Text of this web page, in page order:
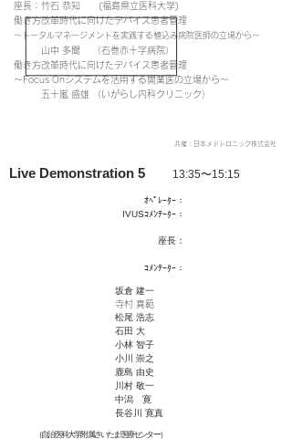
座長：竹石 恭知 (福島県立医科大学)
​ 働き方改革時代に向けたデバイス患者管理
〜トータルマネージメントを実践する植込み病院医師の立場から〜
山中 多聞 （石巻赤十字病院）
働き方改革時代に向けたデバイス患者管理
〜Focus Onシステムを活用する開業医の立場から〜
五十嵐 盛雄 （いがらし内科クリニック）
​共催：日本メドトロニック株式会社
Live Demonstration 5 13:35〜15:15
ｵﾍﾟﾚｰﾀｰ：
IVUSｺﾒﾝﾃｰﾀｰ：
​座長：
​ｺﾒﾝﾃｰﾀｰ：
坂倉 建一
寺村 真範
松尾 浩志
石田 大
小林 智子
小川 崇之
鹿島 由史
川村 敬一
中潟 寛
長谷川 寛真
（自治医科大学附属さいたま医療センター）